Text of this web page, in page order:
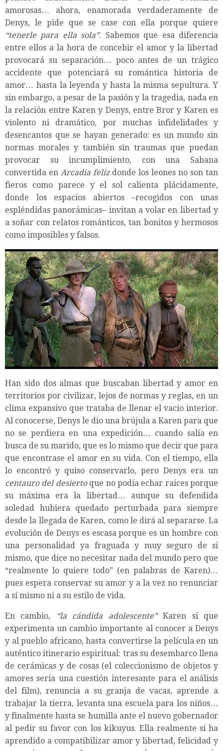
amorosas… ahora, enamorada verdaderamente de
Denys, le pide que se case con ella porque quiere
“tenerle para ella sola”. Sabemos que esa diferencia
entre ellos a la hora de concebir el amor y la libertad
provocará su separación… poco antes de un trágico
accidente que potenciará su romántica historia de
amor… hasta la leyenda y hasta la misma sepultura. Y
sin embargo, a pesar de la pasión y la tragedia, nada en
la relación entre Karen y Denys, entre Bror y Karen es
violento ni dramático, por muchas infidelidades y
desencantos que se hayan generado: es un mundo sin
normas morales y también sin traumas que puedan
provocar su incumplimiento, con una Sabana
convertida en Arcadia felizdonde los leones no son tan
fieros como parece y el sol calienta plácidamente,
donde los espacios abiertos –recogidos con unas
espléndidas panorámicas– invitan a volar en libertad y
a soñar con relatos románticos, tan bonitos y hermosos
como imposibles y falsos.
Han sido dos almas que buscaban libertad y amor en
territorios por civilizar, lejos de normas y reglas, en un
clima expansivo que trataba de llenar el vacío interior.
Al conocerse, Denys le dio una brújula a Karen para que
no se perdiera en una expedición… cuando salía en
busca de su marido, que es lo mismo que decir que para
que encontrase el amor en su vida. Con el tiempo, ella
lo encontró y quiso conservarlo, pero Denys era un
centauro del desiertoque no podía echar raíces porque
su máxima era la libertad… aunque su defendida
soledad hubiera quedado perturbada para siempre
desde la llegada de Karen, como le dirá al separarse. La
evolución de Denys es escasa porque es un hombre con
una personalidad ya fraguada y muy seguro de sí
mismo, que dice no necesitar nada del mundo pero que
“realmente lo quiere todo” (en palabras de Karen)…
pues espera conservar su amor y a la vez no renunciar
a sí mismo ni a su estilo de vida.
En cambio, “la cándida adolescente”Karen sí que
experimenta un cambio importante al conocer a Denys
y al pueblo africano, hasta convertirse la película en un
auténtico itinerario espiritual: tras su desembarco llena
de cerámicas y de cosas (el coleccionismo de objetos y
amores sería una cuestión interesante para el análisis
del film), renuncia a su granja de vacas, aprende a
trabajar la tierra, levanta una escuela para los niños…
y finalmente hasta se humilla ante el nuevo gobernador
al pedir su favor con los kikuyus. Ella realmente sí ha
aprendido a compatibilizar amor y libertad, felicidad y